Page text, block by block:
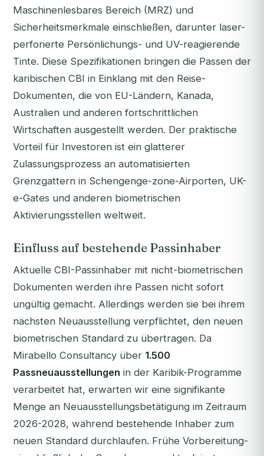
Maschinenlesbares Bereich (MRZ) und
Sicherheitsmerkmale einschließen, darunter laser-
perforierte Persönlichungs- und UV-reagierende
Tinte. Diese Spezifikationen bringen die Passen der
karibischen CBI in Einklang mit den Reise-
Dokumenten, die von EU-Ländern, Kanada,
Australien und anderen fortschrittlichen
Wirtschaften ausgestellt werden. Der praktische
Vorteil für Investoren ist ein glatterer
Zulassungsprozess an automatisierten
Grenzgattern in Schengenge-zone-Airporten, UK-
e-Gates und anderen biometrischen
Aktivierungsstellen weltweit.
Einfluss auf bestehende Passinhaber
Aktuelle CBI-Passinhaber mit nicht-biometrischen
Dokumenten werden ihre Passen nicht sofort
ungültig gemacht. Allerdings werden sie bei ihrem
nächsten Neuausstellung verpflichtet, den neuen
biometrischen Standard zu übertragen. Da
Mirabello Consultancy über 1.500
Passneuausstellungen in der Karibik-Programme
verarbeitet hat, erwarten wir eine signifikante
Menge an Neuausstellungsbetätigung im Zeitraum
2026-2028, während bestehende Inhaber zum
neuen Standard durchlaufen. Frühe Vorbereitung-